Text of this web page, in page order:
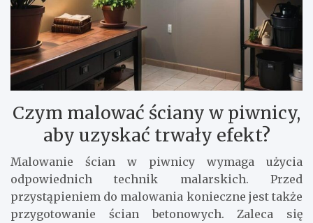
Czym malować ściany w piwnicy,
aby uzyskać trwały efekt?
Malowanie ścian w piwnicy wymaga użycia
odpowiednich technik malarskich. Przed
przystąpieniem do malowania konieczne jest także
przygotowanie ścian betonowych. Zaleca się